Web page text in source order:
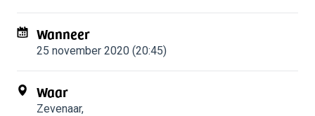
Wanneer
25 november 2020 (20:45)
Waar
Zevenaar,